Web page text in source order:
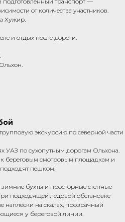
от количества участников.
Хужир.
и отдых после дороги.
экскурсию по северной части
УАЗ по сухопутным дорогам Ольхона.
береговым смотровым площадкам и
пешком.
бухты и просторные степные
подходящей ледовой обстановке
наплески на скалах, прозрачный
у береговой линии.